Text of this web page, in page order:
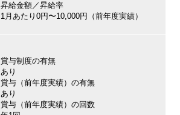
昇給金額／昇給率
1月あたり0円〜10,000円（前年度実績）
賞与制度の有無
あり
賞与（前年度実績）の有無
あり
賞与（前年度実績）の回数